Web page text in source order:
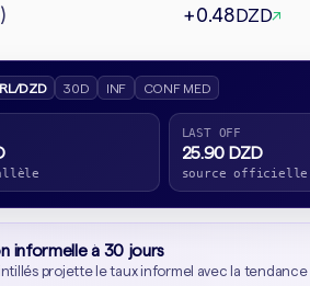
+0.48DZD↗
DZD 30D INF CONF MED
LAST OFF
25.90 DZD
source officielle
informelle à 30 jours
projette le taux informel avec la